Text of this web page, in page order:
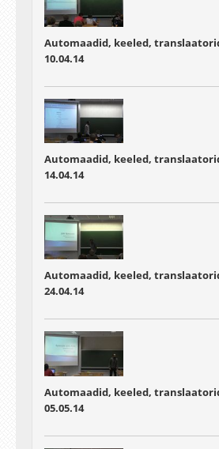
Automaadid, keeled,
10.04.14
Automaadid, keeled,
14.04.14
Automaadid, keeled, translaatorid
24.04.14
Automaadid, keeled, translaatorid
05.05.14